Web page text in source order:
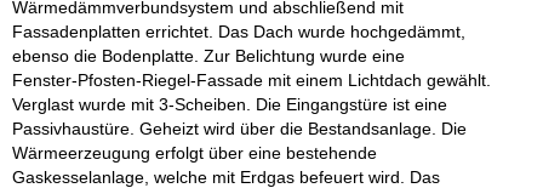
Wärmedämmverbundsystem und abschließend mit
Fassadenplatten errichtet. Das Dach wurde hochgedämmt,
ebenso die Bodenplatte. Zur Belichtung wurde eine
Fenster-Pfosten-Riegel-Fassade mit einem Lichtdach gewählt.
Verglast wurde mit 3-Scheiben. Die Eingangstüre ist eine
Passivhaustüre. Geheizt wird über die Bestandsanlage. Die
Wärmeerzeugung erfolgt über eine bestehende
Gaskesselanlage, welche mit Erdgas befeuert wird. Das